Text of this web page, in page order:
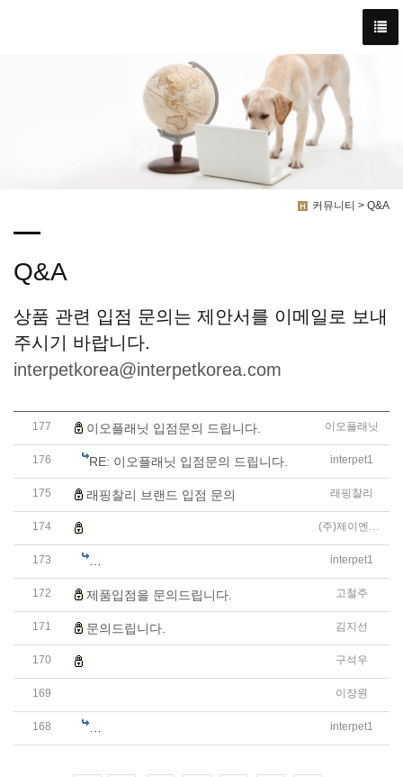
커뮤니티 > Q&A
Q&A
상품 관련 입점 문의는 제안서를 이메일로 보내
주시기 바랍니다.
interpetkorea@interpetkorea.com
177 이오플래닛 입점문의 드립니다. 이오플래닛
176 RE: 이오플래닛 입점문의 드립니다. interpet1
175 래핑찰리 브랜드 입점 문의 래핑찰리
174 펫용품 브랜드 "루이까몽" 신규입점 제안드립니다
173 RE: 펫용품 브랜드 "루이까몽" 신규입점 제안드립니다
interpet1
172 제품입점을 문의드립니다. 고철주
171 문의드립니다. 김지선
170 당사 알콩달콩 콩페이 서비스를 제안하고자 제휴 마케팅
구석우
169 반려동물 메모리얼 키트 제품 입점 문의드립니다이장원
168 RE: 반려동물 메모리얼 키트 제품 입점 문의드립니다
interpet1